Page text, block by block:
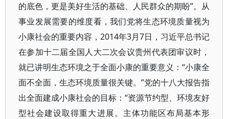
的底色，更是美好生活的基础、人民群众的期盼”。从
事业发展需要的维度看，我们党将生态环境质量视为
小康社会的重要内容，2014年3月7日，习近平总书记
在参加十二届全国人大二次会议贵州代表团审议时，
就已讲明生态环境之于全面小康的重要意义：“小康全
面不全面，生态环境质量很关键。”党的十八大报告指
出全面建成小康社会的目标：“资源节约型、环境友好
型社会建设取得重大进展。主体功能区布局基本形